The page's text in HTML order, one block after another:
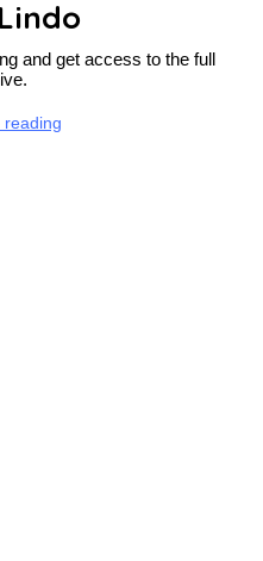
and get access to the full
reading